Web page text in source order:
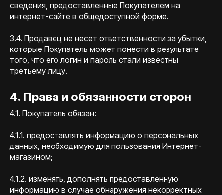
сведения, предоставленные Покупателем на
интернет-сайте в общедоступной форме.
3.4. Продавец не несет ответственности за убытки,
которые Покупатель может понести в результате
того, что его логин и пароль стали известны
третьему лицу.
4. Права и обязанности сторон
4.1. Покупатель обязан:
4.1.1. предоставлять информацию о персональных
данных, необходимую для пользования Интернет-
магазином;
4.1.2. изменять, дополнять предоставленную
информацию в случае обнаружения некорректных